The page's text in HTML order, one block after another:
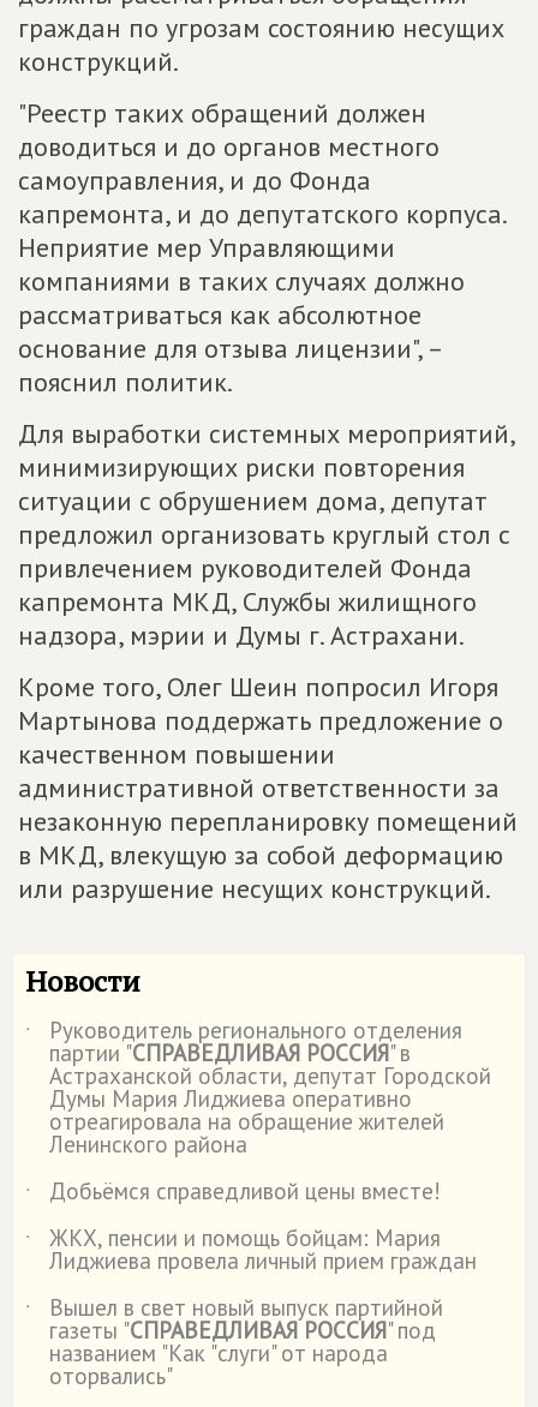
граждан по угрозам состоянию несущих
конструкций.
"Реестр таких обращений должен
доводиться и до органов местного
самоуправления, и до Фонда
капремонта, и до депутатского корпуса.
Неприятие мер Управляющими
компаниями в таких случаях должно
рассматриваться как абсолютное
основание для отзыва лицензии", –
пояснил политик.
Для выработки системных мероприятий,
минимизирующих риски повторения
ситуации с обрушением дома, депутат
предложил организовать круглый стол с
привлечением руководителей Фонда
капремонта МКД, Службы жилищного
надзора, мэрии и Думы г. Астрахани.
Кроме того, Олег Шеин попросил Игоря
Мартынова поддержать предложение о
качественном повышении
административной ответственности за
незаконную перепланировку помещений
в МКД, влекущую за собой деформацию
или разрушение несущих конструкций.
Новости
˙ Руководитель регионального отделения
партии "СПРАВЕДЛИВАЯ РОССИЯ" в
Астраханской области, депутат Городской
Думы Мария Лиджиева оперативно
отреагировала на обращение жителей
Ленинского района
˙
Добьёмся справедливой цены вместе!
˙
ЖКХ, пенсии и помощь бойцам: Мария
Лиджиева провела личный прием граждан
˙
Вышел в свет новый выпуск партийной
газеты "СПРАВЕДЛИВАЯ РОССИЯ" под
названием "Как "слуги" от народа
оторвались"